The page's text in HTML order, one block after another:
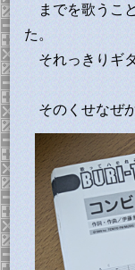
までを歌うこ
た。
それっきりギ
そのくせなぜ